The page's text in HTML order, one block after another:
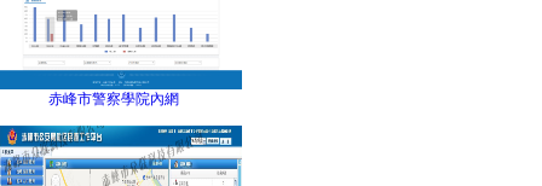
赤峰市警察學院內網